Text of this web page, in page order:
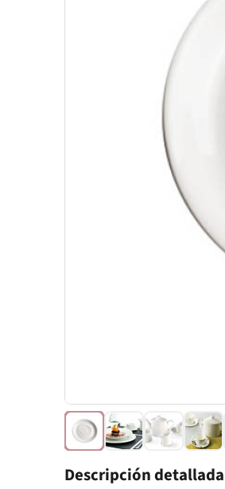
Descripción detallada